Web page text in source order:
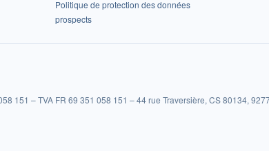
Politique de protection des données
prospects
151 – TVA FR 69 351 058 151 – 44 rue Traversière, CS 80134,